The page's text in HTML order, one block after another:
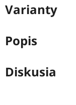
Varianty
Popis
Diskusia